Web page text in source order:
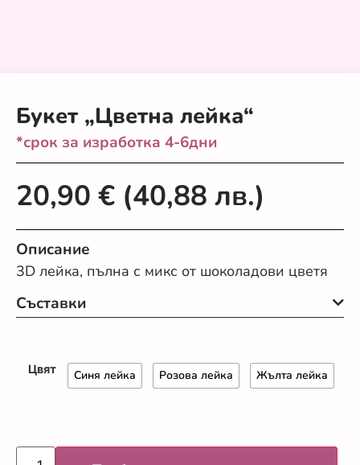
Букет „Цветна лейка“
*срок за изработка 4-6дни
20,90 € (40,88 лв.)
Описание
3D лейка, пълна с микс от шоколадови цветя
Съставки
Цвят Синя лейка Розова лейка Жълта лейка